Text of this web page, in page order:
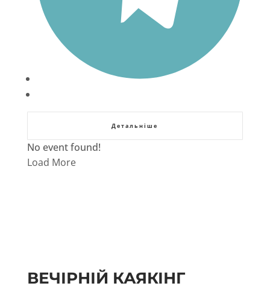
Детальніше
No event found!
Load More
ВЕЧІРНІЙ КАЯКІНГ